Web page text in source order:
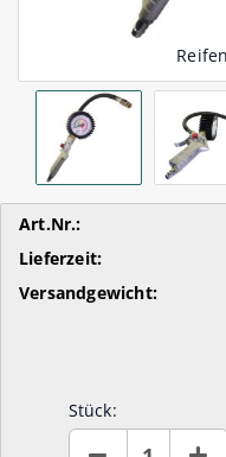
Art.Nr.:
Lieferzeit:
Versandgewicht:
Stück:
Stück